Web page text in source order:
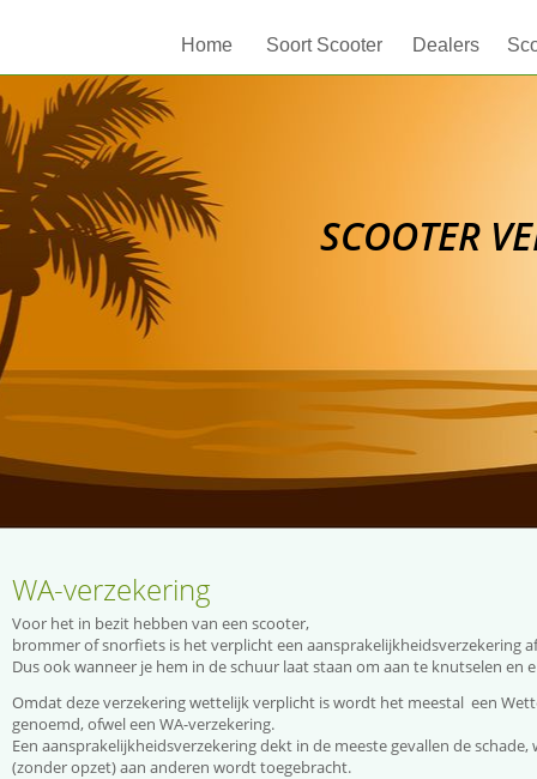
Voor het in bezit hebben van een scooter,
brommer of snorfiets is het verplicht een aansprakelijkheidsverzekering
Dus ook wanneer je hem in de schuur laat staan om aan te knutselen en
Omdat deze verzekering wettelijk verplicht is wordt het meestal een
genoemd, ofwel een WA-verzekering.
Een aansprakelijkheidsverzekering dekt in de meeste gevallen de
(zonder opzet) aan anderen wordt toegebracht.
SCOOTER
WA-verzekering
Home Soort Scooter Dealers